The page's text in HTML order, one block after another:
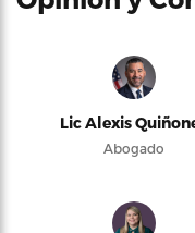
Lic Alexis
Abogado